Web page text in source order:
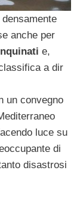
anche per
e,
a dir
un convegno
luce su
di
disastrosi